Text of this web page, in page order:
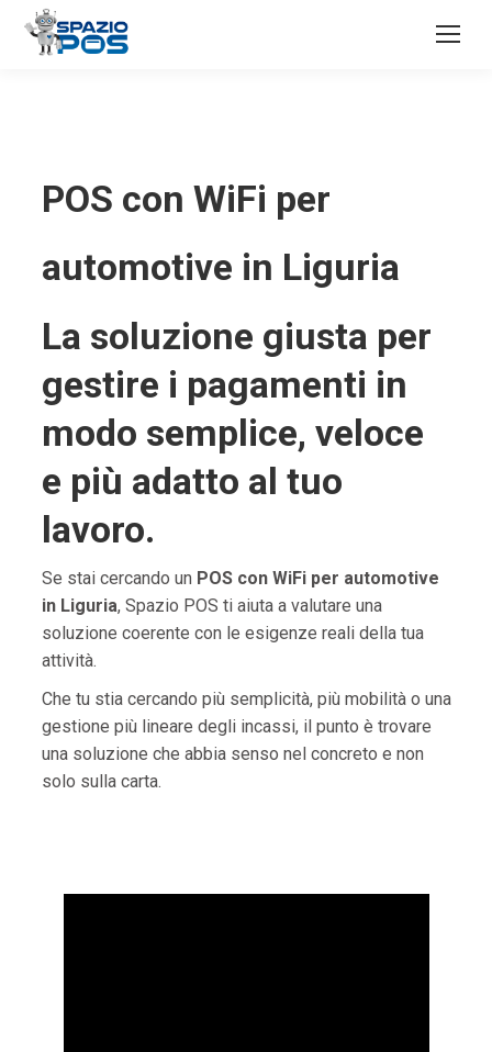
POS con WiFi per
automotive in Liguria
La soluzione giusta per
gestire i pagamenti in
modo semplice, veloce
e più adatto al tuo
lavoro.
Se stai cercando un POS con WiFi per automotive
in Liguria, Spazio POS ti aiuta a valutare una
soluzione coerente con le esigenze reali della tua
attività.
Che tu stia cercando più semplicità, più mobilità o una
gestione più lineare degli incassi, il punto è trovare
una soluzione che abbia senso nel concreto e non
solo sulla carta.